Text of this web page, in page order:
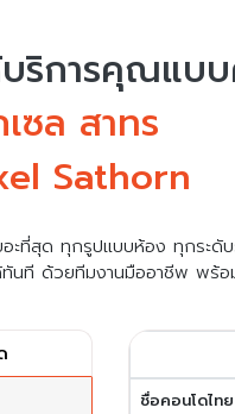
ริการคุณแบ
ซล สาทร
Sathorn
ะที่สุด ทุกรูปแบบห้อง ทุกระดั
ทันที ด้วยทีมงานมืออาชีพ พร้
ชื่อคอนโดไทย